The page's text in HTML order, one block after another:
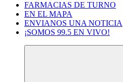
FARMACIAS DE TURNO
EN EL MAPA
ENVIANOS UNA NOTICIA
¡SOMOS 99.5 EN VIVO!